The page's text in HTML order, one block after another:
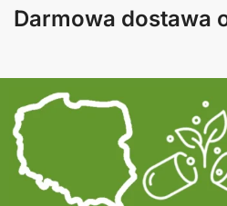
Darmowa dostawa